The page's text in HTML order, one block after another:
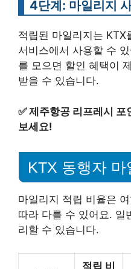
4단계: 마일리지
적립된 마일리지는
서비스에서 사용할 수
를 모으면 할인 혜택이
받을 수 있습니다.
✅제주항공 리프레시 포
보세요!
KTX 동행자
마일리지 적립 비율은
따라 다를 수 있어요. 일
리할 수 있습니다.
적립 비